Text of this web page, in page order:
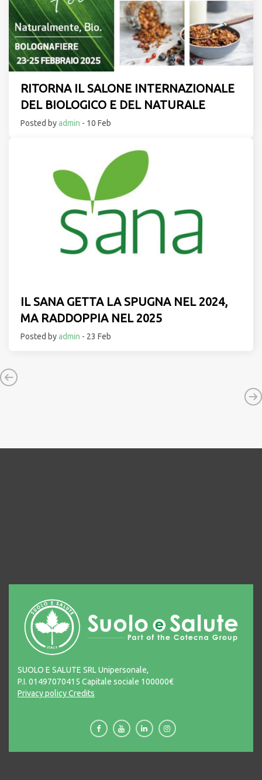
RITORNA IL SALONE INTERNAZIONALE
DEL BIOLOGICO E DEL NATURALE
Posted byadmin - 10 Feb
IL SANA GETTA LA SPUGNA NEL 2024,
MA RADDOPPIA NEL 2025
Posted byadmin - 23 Feb
SUOLO E SALUTE SRL Unipersonale,
P.I. 01497070415 Capitale sociale 100000€
Privacy policyCredits